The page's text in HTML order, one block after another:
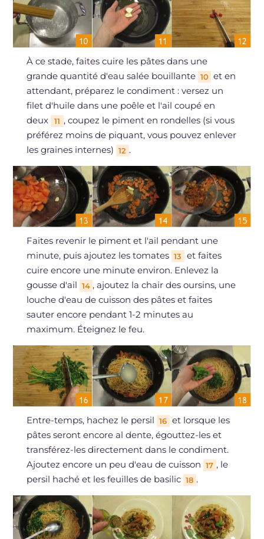
À ce stade, faites cuire les pâtes dans une
grande quantité d'eau salée bouillante 10 et en
attendant, préparez le condiment : versez un
filet d'huile dans une poêle et l'ail coupé en
deux
11 , coupez le piment en rondelles (si vous
préférez moins de piquant, vous pouvez enlever
les graines internes) 12 .
Faites revenir le piment et l'ail pendant une
minute, puis ajoutez les tomates 13
et faites
cuire encore une minute environ. Enlevez la
gousse d'ail 14 , ajoutez la chair des oursins, une
louche d'eau de cuisson des pâtes et faites
sauter encore pendant 1-2 minutes au
maximum. Éteignez le feu.
Entre-temps, hachez le persil 16 et lorsque les
pâtes seront encore al dente, égouttez-les et
transférez-les directement dans le condiment.
Ajoutez encore un peu d'eau de cuisson 17 , le
persil haché et les feuilles de basilic 18 .